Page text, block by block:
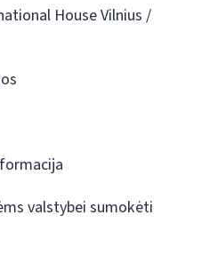
House Vilnius /
valstybei sumokėti